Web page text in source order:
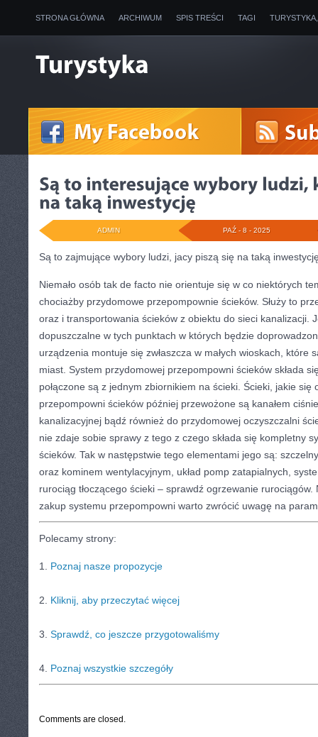
STRONA GŁÓWNA ARCHIWUM SPIS TREŚCI TAGI
PAŹ - 8 - 2025
ADMIN
Są to zajmujące wybory ludzi, jacy piszą się na taką
Niemało osób tak de facto nie orientuje się w co niektórych
chociażby przydomowe przepompownie ścieków. Służy to
oraz i transportowania ścieków z obiektu do sieci kanalizacji.
dopuszczalne w tych punktach w których będzie
urządzenia montuje się zwłaszcza w małych wioskach, które
miast. System przydomowej przepompowni ścieków składa
połączone są z jednym zbiornikiem na ścieki. Ścieki, jakie się
przepompowni ścieków później przewożone są kanałem
kanalizacyjnej bądź również do przydomowej oczyszczalni
nie zdaje sobie sprawy z tego z czego składa się kompletny
ścieków. Tak w następstwie tego elementami jego są:
oraz kominem wentylacyjnym, układ pomp zatapialnych,
rurociąg tłoczącego ścieki – sprawdź ogrzewanie
zakup systemu przepompowni warto zwrócić uwagę na
Polecamy strony:
1. Poznaj nasze propozycje
2. Kliknij, aby przeczytać więcej
3. Sprawdź, co jeszcze przygotowaliśmy
4. Poznaj wszystkie szczegóły
Comments are closed.